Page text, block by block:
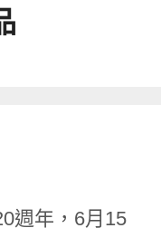
週年，6月15